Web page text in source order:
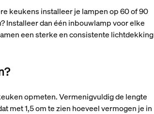
keukens installeer je lampen op 60 of 90
Installeer dan één inbouwlamp voor elke
een sterke en consistente lichtdekking
opmeten. Vermenigvuldig de lengte
met 1,5 om te zien hoeveel vermogen je in